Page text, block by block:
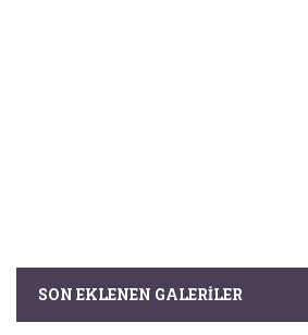
SON EKLENEN GALERILER